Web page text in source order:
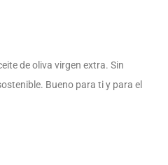
de oliva virgen extra. Sin
Bueno para ti y para el